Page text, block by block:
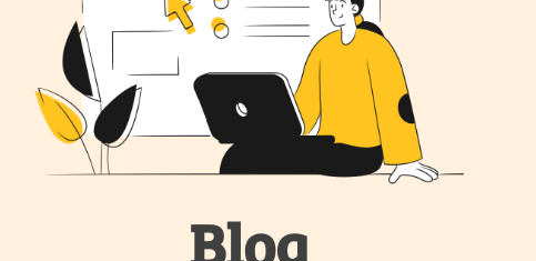
Blog